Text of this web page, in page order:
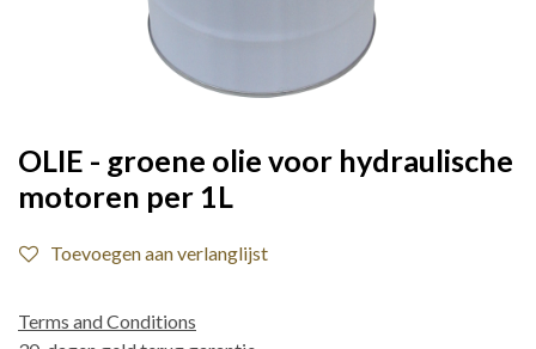
OLIE - groene olie voor hydraulische
motoren per 1L
Toevoegen aan verlanglijst
Terms and Conditions